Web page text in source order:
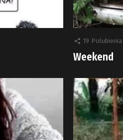
19 Polubienia
Weekend